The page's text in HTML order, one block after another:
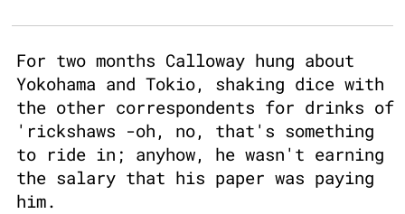
For two months Calloway hung about
Yokohama and Tokio, shaking dice with
the other correspondents for drinks of
'rickshaws -oh, no, that's something
to ride in; anyhow, he wasn't earning
the salary that his paper was paying
him.